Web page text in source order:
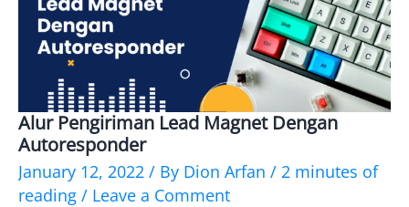
Alur Pengiriman Lead Magnet Dengan
Autoresponder
January 12, 2022 / By Dion Arfan / 2 minutes of
reading / Leave a Comment
Alur
Pengiriman
Lead